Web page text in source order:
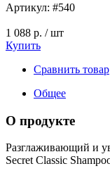
Артикул: #540
1 088 р. / шт
Купить
Сравнить товар
Общее
О продукте
Разглаживающий и
Secret Classic